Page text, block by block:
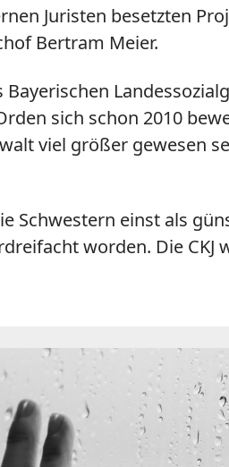
Juristen besetzten
Bertram Meier.
sich schon 2010
viel größer gewesen
Schwestern einst als
worden. Die